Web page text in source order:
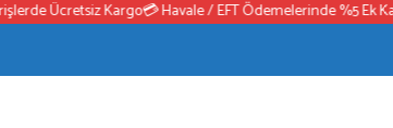
Ücretsiz Kargo💳 Havale / EFT Ödemelerinde %5 Ek